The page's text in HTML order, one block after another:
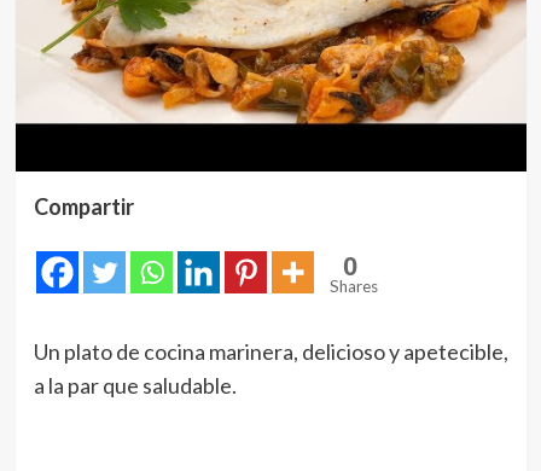
Compartir
0
Shares
Un plato de cocina marinera, delicioso y apetecible,
a la par que saludable.